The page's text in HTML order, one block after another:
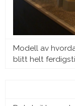
Modell av
blitt helt